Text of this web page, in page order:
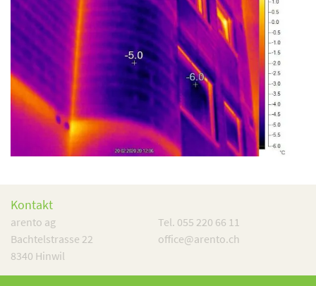
Kontakt
arento ag
Bachtelstrasse 22
8340 Hinwil
Tel. 055 220 66 11
office@arento.ch